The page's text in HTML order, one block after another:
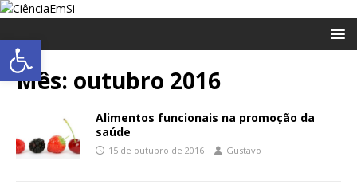
Abrir a barra de ferramentas
Mês: outubro 2016
Alimentos funcionais na promoção da
saúde
15 de outubro de 2016 Gustavo